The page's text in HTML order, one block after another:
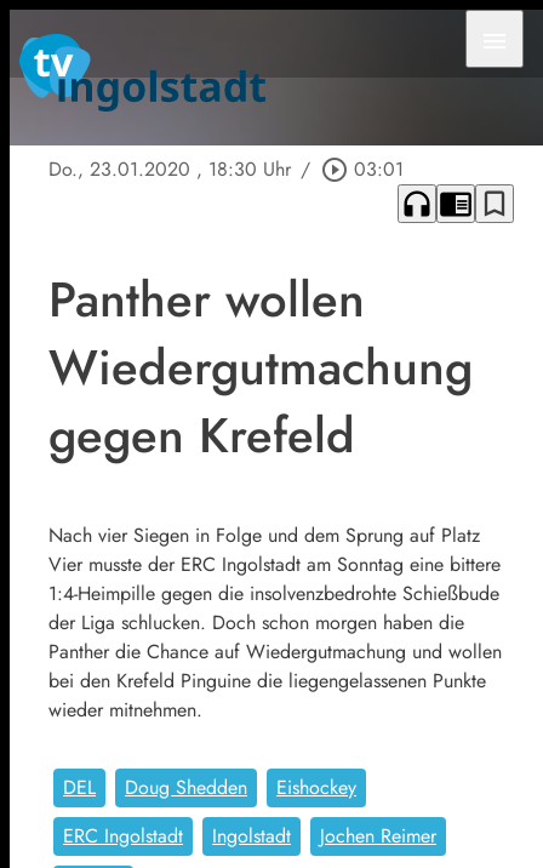
Do., 23.01.2020 , 18:30 Uhr / play_circle_outline 03:01
headphones chrome_reader_mode bookmark_border
Panther wollen
Wiedergutmachung
gegen Krefeld
Nach vier Siegen in Folge und dem Sprung auf Platz
Vier musste der ERC Ingolstadt am Sonntag eine bittere
1:4-Heimpille gegen die insolvenzbedrohte Schießbude
der Liga schlucken. Doch schon morgen haben die
Panther die Chance auf Wiedergutmachung und wollen
bei den Krefeld Pinguine die liegengelassenen Punkte
wieder mitnehmen.
DEL Doug Shedden
Eishockey
ERC Ingolstadt
Ingolstadt
Jochen Reimer